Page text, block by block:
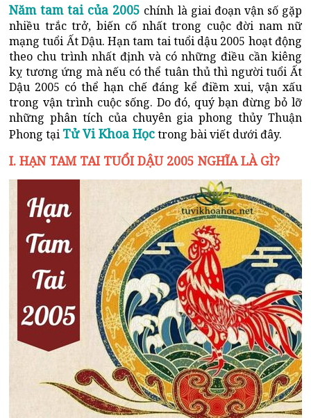
Năm tam tai của 2005 chính là giai đoạn vận số gặp
nhiều trắc trở, biến cố nhất trong cuộc đời nam nữ
mạng tuổi Ất Dậu. Hạn tam tai tuổi dậu 2005 hoạt động
theo chu trình nhất định và có những điều cần kiêng
kỵ tương ứng mà nếu có thể tuân thủ thì người tuổi Ất
Dậu 2005 có thể hạn chế đáng kể điềm xui, vận xấu
trong vận trình cuộc sống. Do đó, quý bạn đừng bỏ lỡ
những phân tích của chuyên gia phong thủy Thuận
Phong tại Tử Vi Khoa Họctrong bài viết dưới đây.
I. HẠN TAM TAI TUỔI DẬU 2005 NGHĨA LÀ GÌ?